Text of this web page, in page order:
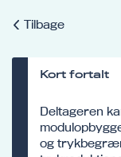
Tilbage
Kort fortalt
Deltageren
og